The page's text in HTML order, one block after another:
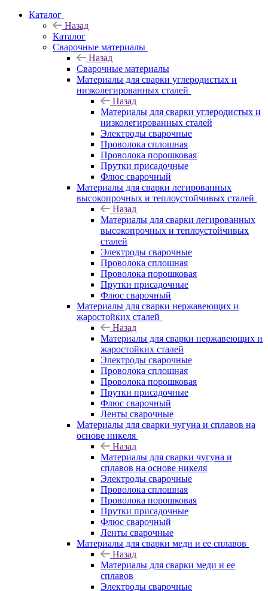
Каталог
Назад
Каталог
Сварочные материалы
Назад
Сварочные материалы
Материалы для сварки углеродистых и
низколегированных сталей
Назад
Материалы для сварки углеродистых и
низколегированных сталей
Электроды сварочные
Проволока сплошная
Проволока порошковая
Прутки присадочные
Флюс сварочный
Материалы для сварки легированных
высокопрочных и теплоустойчивых сталей
Назад
Материалы для сварки легированных
высокопрочных и теплоустойчивых
сталей
Электроды сварочные
Проволока сплошная
Проволока порошковая
Прутки присадочные
Флюс сварочный
Материалы для сварки нержавеющих и
жаростойких сталей
Назад
Материалы для сварки нержавеющих и
жаростойких сталей
Электроды сварочные
Проволока сплошная
Проволока порошковая
Прутки присадочные
Флюс сварочный
Ленты сварочные
Материалы для сварки чугуна и сплавов на
основе никеля
Назад
Материалы для сварки чугуна и
сплавов на основе никеля
Электроды сварочные
Проволока сплошная
Проволока порошковая
Прутки присадочные
Флюс сварочный
Ленты сварочные
Материалы для сварки меди и ее сплавов
Назад
Материалы для сварки меди и ее
сплавов
Электроды сварочные